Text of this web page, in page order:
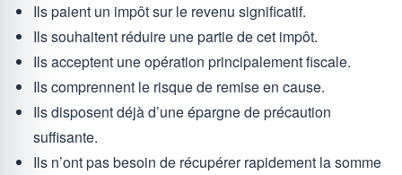
Ils paient un impôt sur le revenu significatif.
Ils souhaitent réduire une partie de cet impôt.
Ils acceptent une opération principalement fiscale.
Ils comprennent le risque de remise en cause.
Ils disposent déjà d’une épargne de précaution
suffisante.
Ils n’ont pas besoin de récupérer rapidement la somme